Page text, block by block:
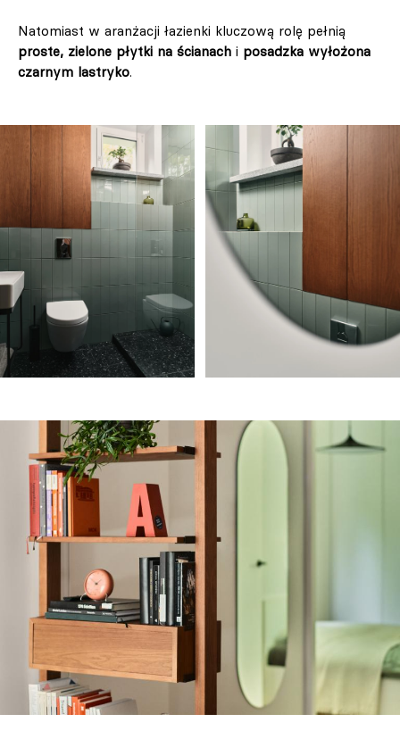
Natomiast w aranżacji łazienki kluczową rolę pełnią
proste, zielone płytki na ścianach i posadzka wyłożona
czarnym lastryko.